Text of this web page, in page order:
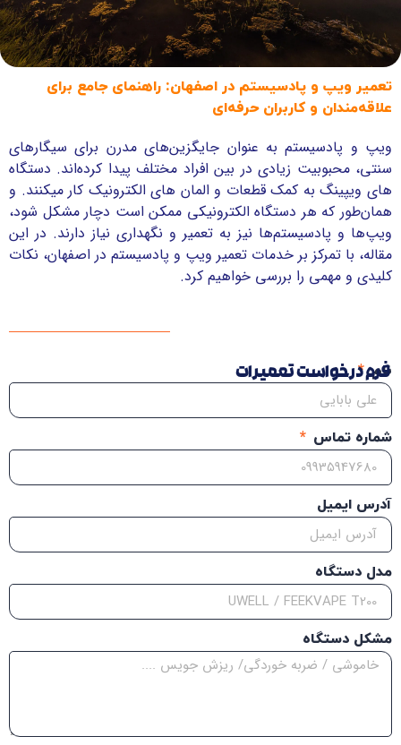
تعمیر ویپ و پادسیستم در اصفهان: راهنمای جامع برای
علاقه‌مندان و کاربران حرفه‌ای
ویپ و پادسیستم به عنوان جایگزین‌های مدرن برای سیگارهای
سنتی، محبوبیت زیادی در بین افراد مختلف پیدا کرده‌اند. دستگاه
های ویپینگ به کمک قطعات و المان های الکترونیک کار میکنند. و
همان‌طور که هر دستگاه الکترونیکی ممکن است دچار مشکل شود،
ویپ‌ها و پادسیستم‌ها نیز به تعمیر و نگهداری نیاز دارند. در این
مقاله، با تمرکز بر خدمات تعمیر ویپ و پادسیستم در اصفهان، نکات
کلیدی و مهمی را بررسی خواهیم کرد.
نام
شماره تماس
آدرس ایمیل
مدل دستگاه
مشکل دستگاه
فرم درخواست تعمیرات